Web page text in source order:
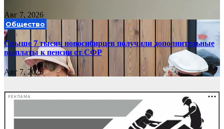
Авг 7, 2026
Общество
Свыше 7 тысяч новосибирцев получили дополнительные
выплаты к пенсии от СФР
Авг 7, 2026
РЕКЛАМА